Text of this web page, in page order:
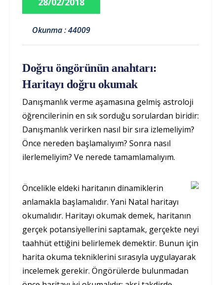
Okunma : 44009
Doğru öngörünün anahtarı:
Haritayı doğru okumak
Danışmanlık verme aşamasına gelmiş astroloji
öğrencilerinin en sık sorduğu sorulardan biridir:
Danışmanlık verirken nasıl bir sıra izlemeliyim?
Önce nereden başlamalıyım? Sonra nasıl
ilerlemeliyim? Ve nerede tamamlamalıyım.
Öncelikle eldeki haritanın dinamiklerin
anlamakla başlamalıdır. Yani Natal haritayı
okumalıdır. Haritayı okumak demek, haritanın
gerçek potansiyellerini saptamak, gerçekte neyi
taahhüt ettiğini belirlemek demektir. Bunun için
harita okuma tekniklerini sırasıyla uygulayarak
incelemek gerekir. Öngörülerde bulunmadan